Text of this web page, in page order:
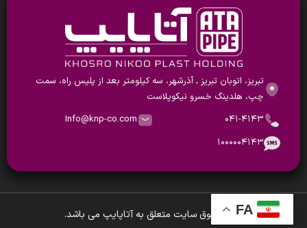
تبریز، اتوبان تبریز ـ آذرشهر، سه کیلومتر بعد از پلیس راه، سمت
چپ، هلدینگ خسرو نیکوپلاست
۰۴۱-۴۱۴۳
Info@knp-co.com
۱۰۰۰۰۰۴۱۴۳
تمام حقوق سایت متعلق به آتاپایپ می باشد.FA